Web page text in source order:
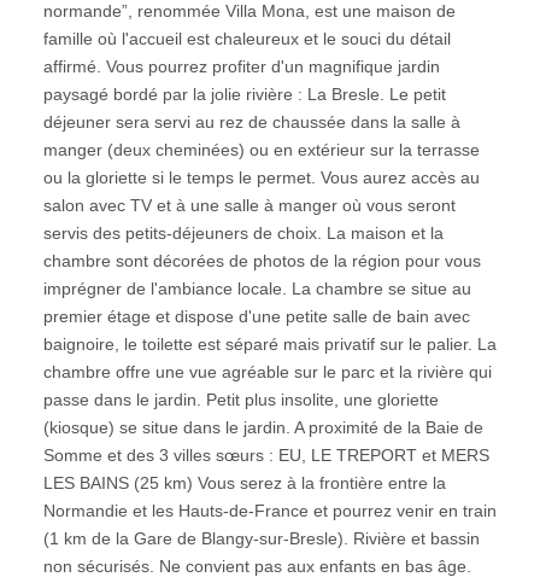
normande”, renommée Villa Mona, est une maison de
famille où l'accueil est chaleureux et le souci du détail
affirmé. Vous pourrez profiter d'un magnifique jardin
paysagé bordé par la jolie rivière : La Bresle. Le petit
déjeuner sera servi au rez de chaussée dans la salle à
manger (deux cheminées) ou en extérieur sur la terrasse
ou la gloriette si le temps le permet. Vous aurez accès au
salon avec TV et à une salle à manger où vous seront
servis des petits-déjeuners de choix. La maison et la
chambre sont décorées de photos de la région pour vous
imprégner de l'ambiance locale. La chambre se situe au
premier étage et dispose d'une petite salle de bain avec
baignoire, le toilette est séparé mais privatif sur le palier. La
chambre offre une vue agréable sur le parc et la rivière qui
passe dans le jardin. Petit plus insolite, une gloriette
(kiosque) se situe dans le jardin. A proximité de la Baie de
Somme et des 3 villes sœurs : EU, LE TREPORT et MERS
LES BAINS (25 km) Vous serez à la frontière entre la
Normandie et les Hauts-de-France et pourrez venir en train
(1 km de la Gare de Blangy-sur-Bresle). Rivière et bassin
non sécurisés. Ne convient pas aux enfants en bas âge.